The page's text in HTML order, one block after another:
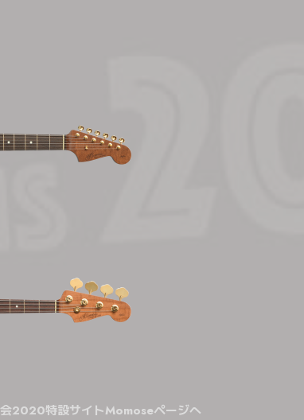
2020特設サイトMomoseページへ